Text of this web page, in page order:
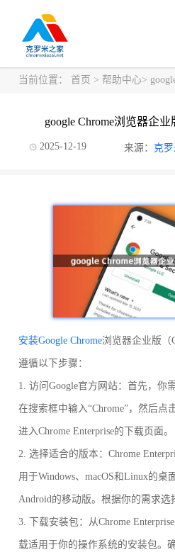
当前位置： 首页 > 帮助中心> google
google Chrome浏览器企
2025-12-19 来源： 克
安装Google Chrome浏览器企业版（
遵循以下步骤：
1. 访问Google官方网站：首先，你
在搜索框中输入“Chrome”，然后点
进入Chrome Enterprise的下载页面。
2. 选择适合的版本：Chrome
用于Windows、macOS和Linux的桌
Android的移动版。根据你的需求选
3. 下载安装包：从Chrome
载适用于你的操作系统的安装包。